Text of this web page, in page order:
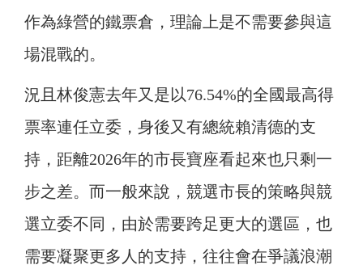
作為綠營的鐵票倉，理論上是不需要參與這
場混戰的。
況且林俊憲去年又是以76.54%的全國最高得
票率連任立委，身後又有總統賴清德的支
持，距離2026年的市長寶座看起來也只剩一
步之差。而一般來說，競選市長的策略與競
選立委不同，由於需要跨足更大的選區，也
需要凝聚更多人的支持，往往會在爭議浪潮